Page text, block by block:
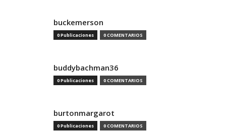
buckemerson
0 Publicaciones 0 COMENTARIOS
buddybachman36
0 Publicaciones 0 COMENTARIOS
burtonmargarot
0 Publicaciones 0 COMENTARIOS